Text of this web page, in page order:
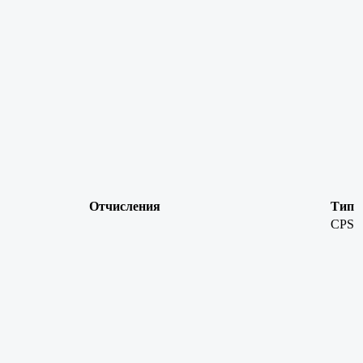
Отчисления
Тип
CPS